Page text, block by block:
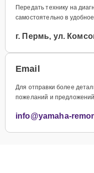
Передать технику на
самостоятельно в
г. Пермь, ул.
Email
Для отправки более
пожеланий и предложений
info@yamaha-